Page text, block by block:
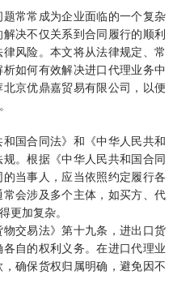
常常成为企业面临的一个复杂
决不仅关系到合同履行的顺利
风险。本文将从法律规定、常
如何有效解决进口代理业务中
京优鼎嘉贸易有限公司，以便
国合同法》和《中华人民共和
。根据《中华人民共和国合同
当事人，应当依照约定履行各
会涉及多个主体，如买方、代
更加复杂。
交易法》第十九条，进出口货
自的权利义务。在进口代理业
确保货权归属明确，避免因不